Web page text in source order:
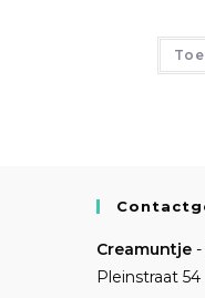
Creamuntje -
Pleinstraat 54